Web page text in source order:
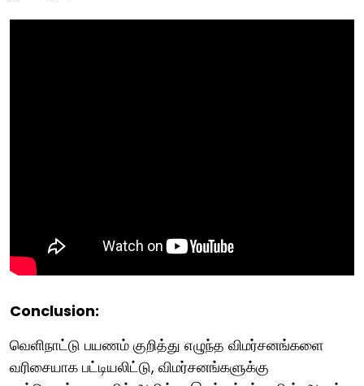
Conclusion:
வெளிநாட்டு பயணம் குறித்து எழுந்த விமர்சனங்களை
வரிசையாக பட்டியலிட்டு, விமர்சனங்களுக்கு